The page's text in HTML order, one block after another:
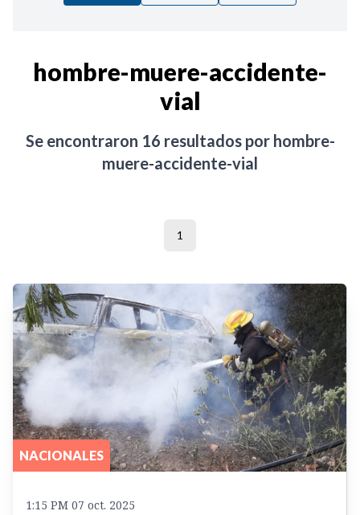
hombre-muere-accidente-
vial
Se encontraron 16 resultados por hombre-
muere-accidente-vial
1
NACIONALES
1:15 PM 07 oct. 2025